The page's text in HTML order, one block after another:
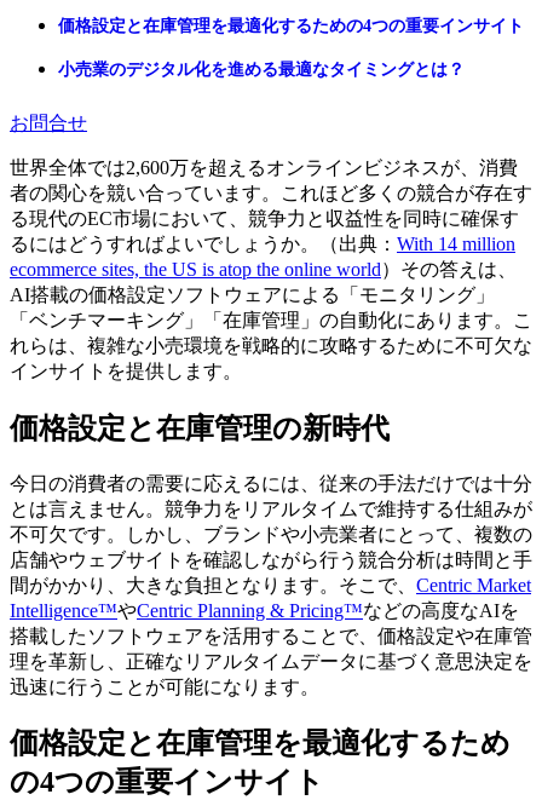
価格設定と在庫管理を最適化するための4つの重要インサイト
小売業のデジタル化を進める最適なタイミングとは？
お問合せ
世界全体では2,600万を超えるオンラインビジネスが、消費
者の関心を競い合っています。これほど多くの競合が存在す
る現代のEC市場において、競争力と収益性を同時に確保す
るにはどうすればよいでしょうか。（出典： With 14 million
ecommerce sites, the US is atop the online world）その答えは、
AI搭載の価格設定ソフトウェアによる「モニタリング」
「ベンチマーキング」「在庫管理」の自動化にあります。こ
れらは、複雑な小売環境を戦略的に攻略するために不可欠な
インサイトを提供します。
価格設定と在庫管理の新時代
今日の消費者の需要に応えるには、従来の手法だけでは十分
とは言えません。競争力をリアルタイムで維持する仕組みが
不可欠です。しかし、ブランドや小売業者にとって、複数の
店舗やウェブサイトを確認しながら行う競合分析は時間と手
間がかかり、大きな負担となります。そこで、 Centric Market
Intelligence™やCentric Planning & Pricing™などの高度なAIを
搭載したソフトウェアを活用することで、価格設定や在庫管
理を革新し、正確なリアルタイムデータに基づく意思決定を
迅速に行うことが可能になります。
価格設定と在庫管理を最適化するため
の4つの重要インサイト